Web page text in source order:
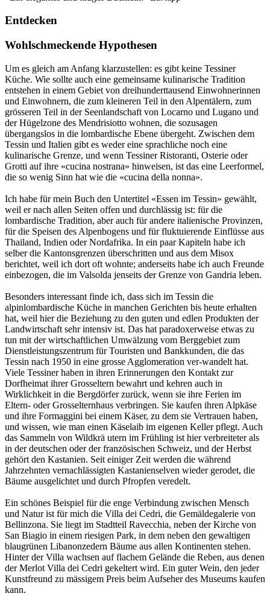
Entdecken
Wohlschmeckende Hypothesen
Um es gleich am Anfang klarzustellen: es gibt keine Tessiner
Küche. Wie sollte auch eine gemeinsame kulinarische Tradition
entstehen in einem Gebiet von dreihunderttausend Einwohnerinnen
und Einwohnern, die zum kleineren Teil in den Alpentälern, zum
grösseren Teil in der Seenlandschaft von Locarno und Lugano und
der Hügelzone des Mendrisiotto wohnen, die sozusagen
übergangslos in die lombardische Ebene übergeht. Zwischen dem
Tessin und Italien gibt es weder eine sprachliche noch eine
kulinarische Grenze, und wenn Tessiner Ristoranti, Osterie oder
Grotti auf ihre «cucina nostrana» hinweisen, ist das eine Leerformel,
die so wenig Sinn hat wie die «cucina della nonna».
Ich habe für mein Buch den Untertitel «Essen im Tessin» gewählt,
weil er nach allen Seiten offen und durchlässig ist: für die
lombardische Tradition, aber auch für andere italienische Provinzen,
für die Speisen des Alpenbogens und für fluktuierende Einflüsse aus
Thailand, Indien oder Nordafrika. In ein paar Kapiteln habe ich
selber die Kantonsgrenzen überschritten und aus dem Misox
berichtet, weil ich dort oft wohnte; anderseits habe ich auch Freunde
einbezogen, die im Valsolda jenseits der Grenze von Gandria leben.
Besonders interessant finde ich, dass sich im Tessin die
alpinlombardische Küche in manchen Gerichten bis heute erhalten
hat, weil hier die Beziehung zu den guten und edlen Produkten der
Landwirtschaft sehr intensiv ist. Das hat paradoxerweise etwas zu
tun mit der wirtschaftlichen Umwälzung vom Berggebiet zum
Dienstleistungszentrum für Touristen und Bankkunden, die das
Tessin nach 1950 in eine grosse Agglomeration ver-wandelt hat.
Viele Tessiner haben in ihren Erinnerungen den Kontakt zur
Dorfheimat ihrer Grosseltern bewahrt und kehren auch in
Wirklichkeit in die Bergdörfer zurück, wenn sie ihre Ferien im
Eltern- oder Grosselternhaus verbringen. Sie kaufen ihren Alpkäse
und ihre Formaggini bei einem Käser, zu dem sie Vertrauen haben,
und wissen, wie man einen Käselaib im eigenen Keller pflegt. Auch
das Sammeln von Wildkrä utern im Frühling ist hier verbreiteter als
in der deutschen oder der französischen Schweiz, und der Herbst
gehört den Kastanien. Seit einiger Zeit werden die während
Jahrzehnten vernachlässigten Kastanienselven wieder gerodet, die
Bäume ausgelichtet und durch Pfropfen veredelt.
Ein schönes Beispiel für die enge Verbindung zwischen Mensch
und Natur ist für mich die Villa dei Cedri, die Gemäldegalerie von
Bellinzona. Sie liegt im Stadtteil Ravecchia, neben der Kirche von
San Biagio in einem riesigen Park, in dem neben den gewaltigen
blaugrünen Libanonzedern Bäume aus allen Kontinenten stehen.
Hinter der Villa wachsen auf flachem Gelände die Reben, aus denen
der Merlot Villa dei Cedri gekeltert wird. Ein guter Wein, den jeder
Kunstfreund zu mässigem Preis beim Aufseher des Museums kaufen
kann.